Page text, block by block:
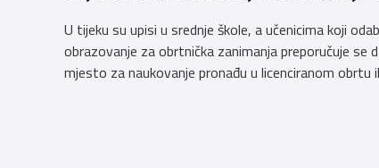
U tijeku su upisi u srednje škole, a učenicima koji
obrazovanje za obrtnička zanimanja preporučuje se
mjesto za naukovanje pronađu u licenciranom obrtu